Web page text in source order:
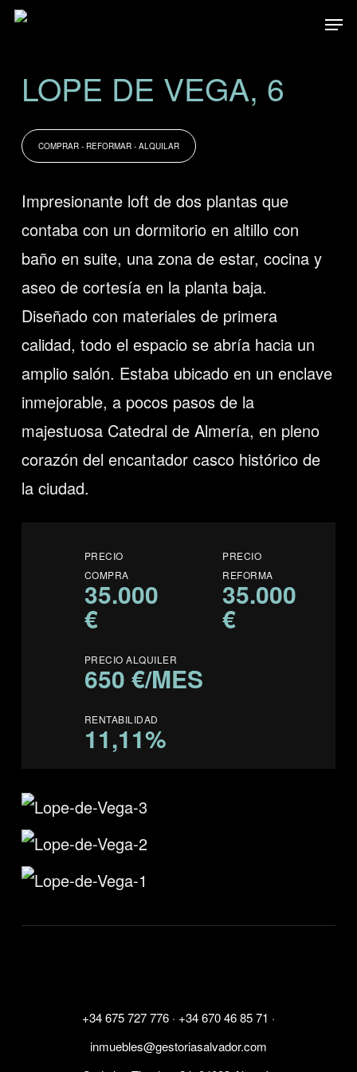
Skip
contentLOPE DE VEGA, 6
COMPRAR - REFORMAR - ALQUILAR
Impresionante loft de dos plantas que
contaba con un dormitorio en altillo con
baño en suite, una zona de estar, cocina y
aseo de cortesía en la planta baja.
Diseñado con materiales de primera
calidad, todo el espacio se abría hacia un
amplio salón. Estaba ubicado en un enclave
inmejorable, a pocos pasos de la
majestuosa Catedral de Almería, en pleno
corazón del encantador casco histórico de
la ciudad.
PRECIO
COMPRA
35.000
€
PRECIO
REFORMA
35.000
€
PRECIO ALQUILER
650 €/MES
RENTABILIDAD
11,11%
+34 675 727 776· +34 670 46 85 71 ·
inmuebles@gestoriasalvador.com